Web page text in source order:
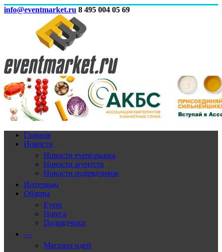
info@eventmarket.ru 8 495 004 05 69
Главная
Новости
Новости event-рынка
Новости агентств
Новости подрядчиков
Интервью
Обзоры
Event
Horeca
Подрядчики
—
Магазин идей